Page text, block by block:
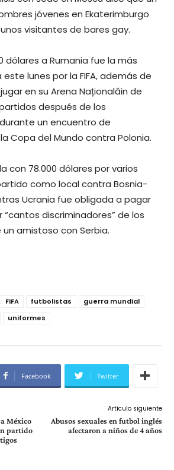
jóvenes en Ekaterimburgo
visitantes de bares gay.
dólares a Rumania fue la más
lunes por la FIFA, además de
en su Arena Naționalăin de
después de los
un encuentro de
Copa del Mundo contra Polonia.
con 78.000 dólares por varios
como local contra Bosnia-
Ucrania fue obligada a pagar
“cantos discriminadores” de los
amistoso con Serbia.
FIFA futbolistas
guerra mundial
uniformes
Facebook Twitter
México
partido
Artículo siguiente
Abusos sexuales en futbol inglés
afectaron a niños de 4 años